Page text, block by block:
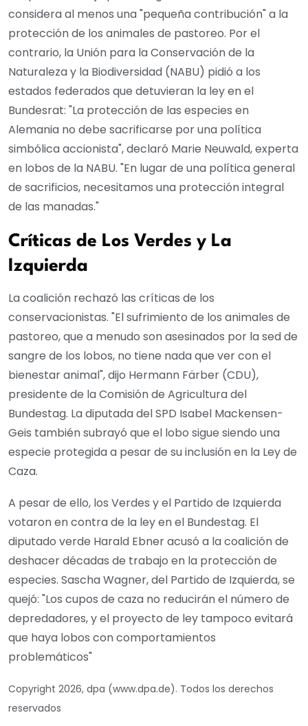
considera al menos una "pequeña contribución" a la
protección de los animales de pastoreo. Por el
contrario, la Unión para la Conservación de la
Naturaleza y la Biodiversidad (NABU) pidió a los
estados federados que detuvieran la ley en el
Bundesrat: "La protección de las especies en
Alemania no debe sacrificarse por una política
simbólica accionista", declaró Marie Neuwald, experta
en lobos de la NABU. "En lugar de una política general
de sacrificios, necesitamos una protección integral
de las manadas."
Críticas de Los Verdes y La
Izquierda
La coalición rechazó las críticas de los
conservacionistas. "El sufrimiento de los animales de
pastoreo, que a menudo son asesinados por la sed de
sangre de los lobos, no tiene nada que ver con el
bienestar animal", dijo Hermann Färber (CDU),
presidente de la Comisión de Agricultura del
Bundestag. La diputada del SPD Isabel Mackensen-
Geis también subrayó que el lobo sigue siendo una
especie protegida a pesar de su inclusión en la Ley de
Caza.
A pesar de ello, los Verdes y el Partido de Izquierda
votaron en contra de la ley en el Bundestag. El
diputado verde Harald Ebner acusó a la coalición de
deshacer décadas de trabajo en la protección de
especies. Sascha Wagner, del Partido de Izquierda, se
quejó: "Los cupos de caza no reducirán el número de
depredadores, y el proyecto de ley tampoco evitará
que haya lobos con comportamientos
problemáticos"
Copyright 2026, dpa (www.dpa.de). Todos los derechos
reservados